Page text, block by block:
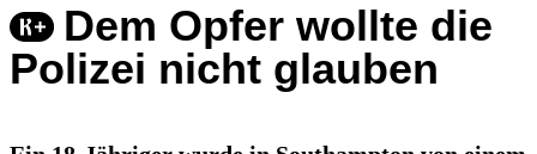
Dem Opfer wollte die
Polizei nicht glauben